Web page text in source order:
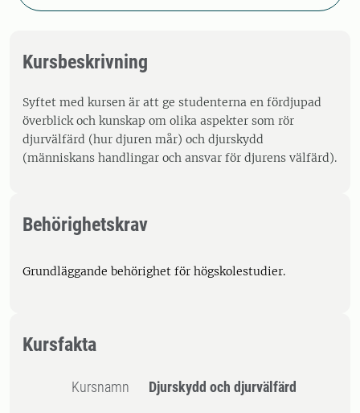
Kursbeskrivning
Syftet med kursen är att ge studenterna en fördjupad
överblick och kunskap om olika aspekter som rör
djurvälfärd (hur djuren mår) och djurskydd
(människans handlingar och ansvar för djurens välfärd).
Behörighetskrav
Grundläggande behörighet för högskolestudier.
Kursfakta
Kursnamn Djurskydd och djurvälfärd